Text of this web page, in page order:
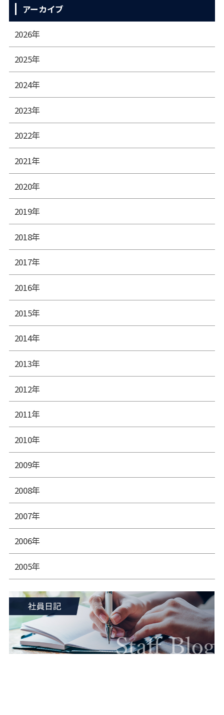
アーカイブ
2026年
2025年
2024年
2023年
2022年
2021年
2020年
2019年
2018年
2017年
2016年
2015年
2014年
2013年
2012年
2011年
2010年
2009年
2008年
2007年
2006年
2005年